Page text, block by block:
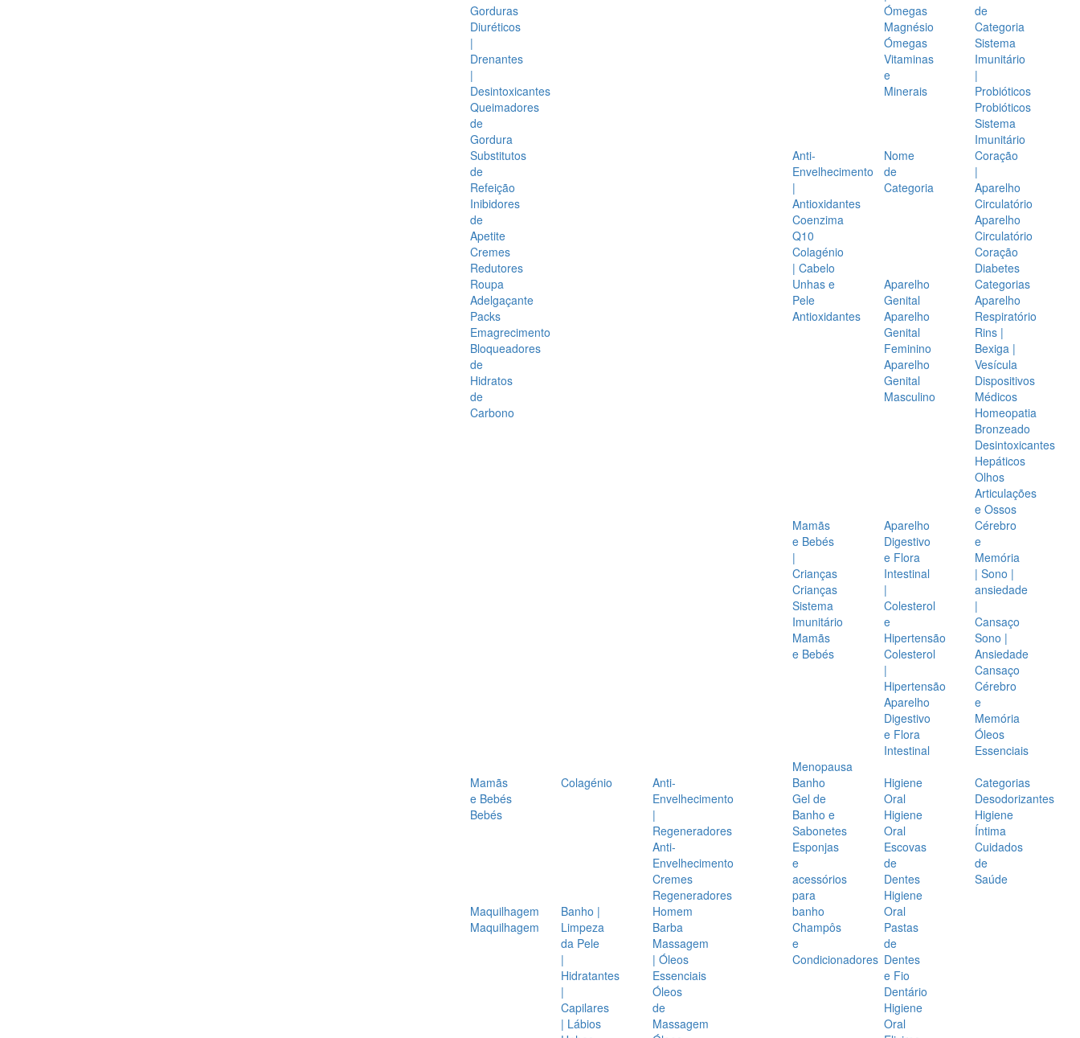
Gorduras
Diuréticos
|
Drenantes
|
Desintoxicantes
Queimadores
de
Gordura
Substitutos
de
Refeição
Inibidores
de
Apetite
Cremes
Redutores
Roupa
Adelgaçante
Packs
Emagrecimento
Bloqueadores
de
Hidratos
de
Carbono
Ómegas
Magnésio
Ómegas
Vitaminas
e
Minerais
de
Categoria
Sistema
Imunitário
|
Probióticos
Probióticos
Sistema
Imunitário
Anti-
Envelhecimento
|
Antioxidantes
Coenzima
Q10
Colagénio
| Cabelo
Unhas e
Pele
Antioxidantes
Nome
de
Categoria
Coração
|
Aparelho
Circulatório
Aparelho
Circulatório
Coração
Diabetes
Aparelho
Genital
Aparelho
Genital
Feminino
Aparelho
Genital
Masculino
Categorias
Aparelho
Respiratório
Rins |
Bexiga |
Vesícula
Dispositivos
Médicos
Homeopatia
Bronzeado
Desintoxicantes
Hepáticos
Olhos
Articulações
e Ossos
Mamãs
e Bebés
|
Crianças
Crianças
Sistema
Imunitário
Mamãs
e Bebés
Aparelho
Digestivo
e Flora
Intestinal
|
Colesterol
e
Hipertensão
Colesterol
|
Hipertensão
Aparelho
Digestivo
e Flora
Intestinal
Cérebro
e
Memória
| Sono |
ansiedade
|
Cansaço
Sono |
Ansiedade
Cansaço
Cérebro
e
Memória
Óleos
Essenciais
Menopausa
Mamãs
e Bebés
Bebés
Colagénio
Anti-
Envelhecimento
|
Regeneradores
Anti-
Envelhecimento
Cremes
Regeneradores
Maquilhagem
Maquilhagem
Banho |
Limpeza
da Pele
|
Hidratantes
|
Capilares
| Lábios
Homem
Barba
Massagem
| Óleos
Essenciais
Óleos
de
Massagem
Banho
Gel de
Banho e
Sabonetes
Esponjas
e
acessórios
para
banho
Champôs
e
Condicionadores
Higiene
Oral
Higiene
Oral
Escovas
de
Dentes
Higiene
Oral
Pastas
de
Dentes
e Fio
Dentário
Higiene
Oral
Categorias
Desodorizantes
Higiene
Íntima
Cuidados
de
Saúde